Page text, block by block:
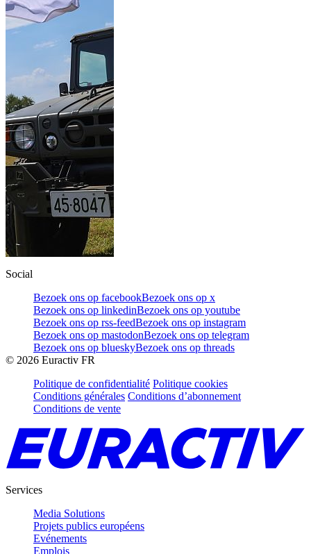
Social
Bezoek ons op facebookBezoek ons op x
Bezoek ons op linkedinBezoek ons op youtube
Bezoek ons op rss-feedBezoek ons op instagram
Bezoek ons op mastodonBezoek ons op telegram
Bezoek ons op blueskyBezoek ons op threads
© 2026 Euractiv FR
Politique de confidentialité Politique cookies
Conditions générales Conditions d’abonnement
Conditions de vente
Services
Media Solutions
Projets publics européens
Evénements
Emplois